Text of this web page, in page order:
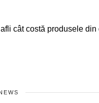
cât costă produsele